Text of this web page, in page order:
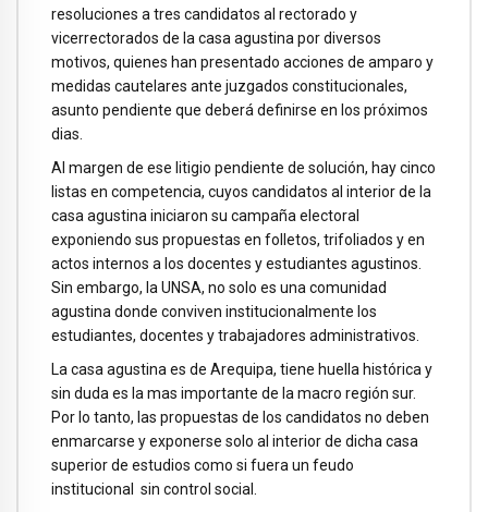
resoluciones a tres candidatos al rectorado y
vicerrectorados de la casa agustina por diversos
motivos, quienes han presentado acciones de amparo y
medidas cautelares ante juzgados constitucionales,
asunto pendiente que deberá definirse en los próximos
dias.
Al margen de ese litigio pendiente de solución, hay cinco
listas en competencia, cuyos candidatos al interior de la
casa agustina iniciaron su campaña electoral
exponiendo sus propuestas en folletos, trifoliados y en
actos internos a los docentes y estudiantes agustinos.
Sin embargo, la UNSA, no solo es una comunidad
agustina donde conviven institucionalmente los
estudiantes, docentes y trabajadores administrativos.
La casa agustina es de Arequipa, tiene huella histórica y
sin duda es la mas importante de la macro región sur.
Por lo tanto, las propuestas de los candidatos no deben
enmarcarse y exponerse solo al interior de dicha casa
superior de estudios como si fuera un feudo
institucional sin control social.